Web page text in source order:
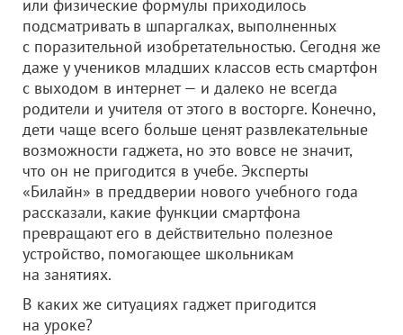
или физические формулы приходилось
подсматривать в шпаргалках, выполненных
с поразительной изобретательностью. Сегодня же
даже у учеников младших классов есть смартфон
с выходом в интернет — и далеко не всегда
родители и учителя от этого в восторге. Конечно,
дети чаще всего больше ценят развлекательные
возможности гаджета, но это вовсе не значит,
что он не пригодится в учебе. Эксперты
«Билайн» в преддверии нового учебного года
рассказали, какие функции смартфона
превращают его в действительно полезное
устройство, помогающее школьникам
на занятиях.
В каких же ситуациях гаджет пригодится
на уроке?